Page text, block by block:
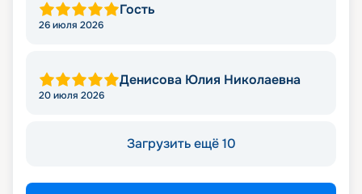
Гость
26 июля 2026
Денисова Юлия Николаевна
20 июля 2026
Загрузить ещё 10